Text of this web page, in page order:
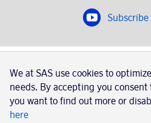
Subscribe
SAS 2020
SAS AB, registration number
Stockholm,
We at SAS use cookies to
needs. By accepting you
you want to find out more or
here